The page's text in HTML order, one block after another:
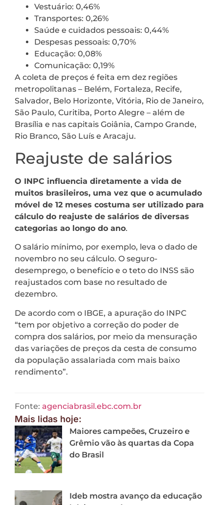
Vestuário: 0,46%
Transportes: 0,26%
Saúde e cuidados pessoais: 0,44%
Despesas pessoais: 0,70%
Educação: 0,08%
Comunicação: 0,19%
A coleta de preços é feita em dez regiões
metropolitanas – Belém, Fortaleza, Recife,
Salvador, Belo Horizonte, Vitória, Rio de Janeiro,
São Paulo, Curitiba, Porto Alegre – além de
Brasília e nas capitais Goiânia, Campo Grande,
Rio Branco, São Luís e Aracaju.
Reajuste de salários
O INPC influencia diretamente a vida de
muitos brasileiros, uma vez que o acumulado
móvel de 12 meses costuma ser utilizado para
cálculo do reajuste de salários de diversas
categorias ao longo do ano.
O salário mínimo, por exemplo, leva o dado de
novembro no seu cálculo. O seguro-
desemprego, o benefício e o teto do INSS são
reajustados com base no resultado de
dezembro.
De acordo com o IBGE, a apuração do INPC
“tem por objetivo a correção do poder de
compra dos salários, por meio da mensuração
das variações de preços da cesta de consumo
da população assalariada com mais baixo
rendimento”.
Fonte: agenciabrasil.ebc.com.br
Mais lidas hoje:
Maiores campeões, Cruzeiro e
Grêmio vão às quartas da Copa
do Brasil
Ideb mostra avanço da educação